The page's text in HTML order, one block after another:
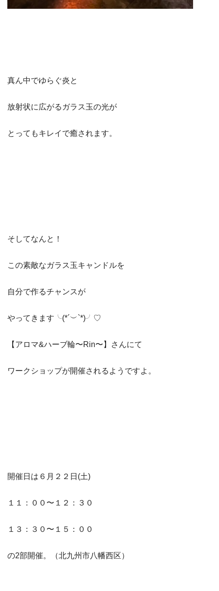
真ん中でゆらぐ炎と
放射状に広がるガラス玉の光が
とってもキレイで癒されます。
そしてなんと！
この素敵なガラス玉キャンドルを
自分で作るチャンスが
やってきます╰(*´︶`*)╯♡
【アロマ&ハーブ輪〜Rin〜】さんにて
ワークショップが開催されるようですよ。
開催日は６月２２日(土)
１１：００〜１２：３０
１３：３０〜１５：００
の2部開催。（北九州市八幡西区）